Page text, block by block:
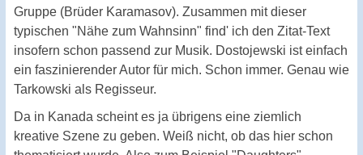
Gruppe (Brüder Karamasov). Zusammen mit dieser
typischen "Nähe zum Wahnsinn" find' ich den Zitat-Text
insofern schon passend zur Musik. Dostojewski ist einfach
ein faszinierender Autor für mich. Schon immer. Genau wie
Tarkowski als Regisseur.
Da in Kanada scheint es ja übrigens eine ziemlich
kreative Szene zu geben. Weiß nicht, ob das hier schon